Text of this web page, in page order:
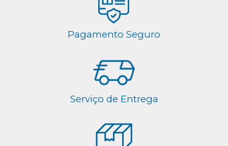
Pagamento Seguro
Serviço de Entrega